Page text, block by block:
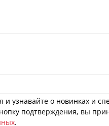
узнавайте о новинках и
подтверждения, вы
.